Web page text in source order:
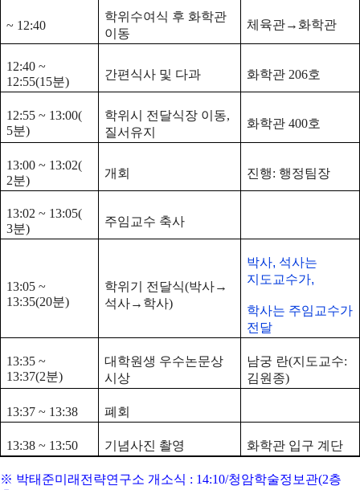
~ 12:40
학위수여식 후 화학관
이동
체육관→화학관
12:40 ~
12:55(15분)
간편식사 및 다과 화학관 206호
12:55 ~ 13:00(
5분)
학위시 전달식장 이동,
질서유지
화학관 400호
13:00 ~ 13:02(
2분)
개회 진행: 행정팀장
13:02 ~ 13:05(
3분)
주임교수 축사
13:05 ~
13:35(20분)
학위기 전달식(박사→
석사→학사)
박사, 석사는
지도교수가,
학사는 주임교수가
전달
13:35 ~
13:37(2분)
대학원생 우수논문상
시상
남궁 란(지도교수:
김원종)
13:37 ~ 13:38 폐회
13:38 ~ 13:50 기념사진 촬영 화학관 입구 계단
※ 박태준미래전략연구소 개소식 : 14:10/청암학술정보관(2층